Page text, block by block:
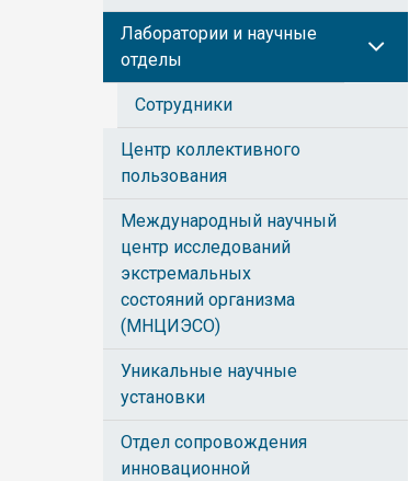
Лаборатории и научные
отделы
Сотрудники
Центр коллективного
пользования
Международный научный
центр исследований
экстремальных
состояний организма
(МНЦИЭСО)
Уникальные научные
установки
Отдел сопровождения
инновационной